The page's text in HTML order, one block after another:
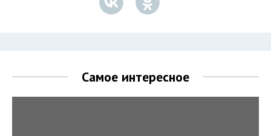
Самое интересное